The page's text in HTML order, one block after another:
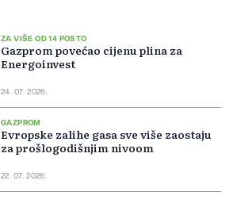
ZA VIŠE OD 14 POSTO
Gazprom povećao cijenu plina za
Energoinvest
24. 07. 2026.
GAZPROM
Evropske zalihe gasa sve više zaostaju
za prošlogodišnjim nivoom
22. 07. 2026.